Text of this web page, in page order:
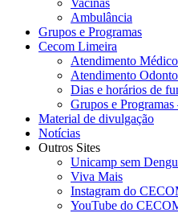
Vacinas
Ambulância
Grupos e Programas
Cecom Limeira
Atendimento
Atendimento
Dias e horários de
Grupos e
Material de divulgação
Notícias
Outros Sites
Unicamp sem
Viva Mais
Instagram do
YouTube do